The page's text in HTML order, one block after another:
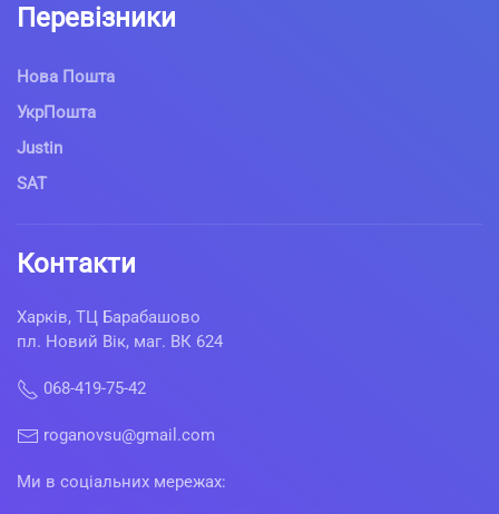
Перевізники
Нова Пошта
УкрПошта
Justin
SAT
Контакти
Харків, ТЦ Барабашово
пл. Новий Вік, маг. ВК 624
068-419-75-42
roganovsu@gmail.com
Ми в соціальних мережах: